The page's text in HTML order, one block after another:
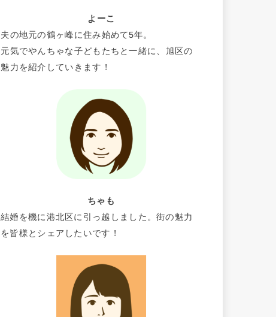
よーこ
夫の地元の鶴ヶ峰に住み始めて5年。
元気でやんちゃな子どもたちと一緒に、旭区の
魅力を紹介していきます！
ちゃも
結婚を機に港北区に引っ越しました。街の魅力
を皆様とシェアしたいです！